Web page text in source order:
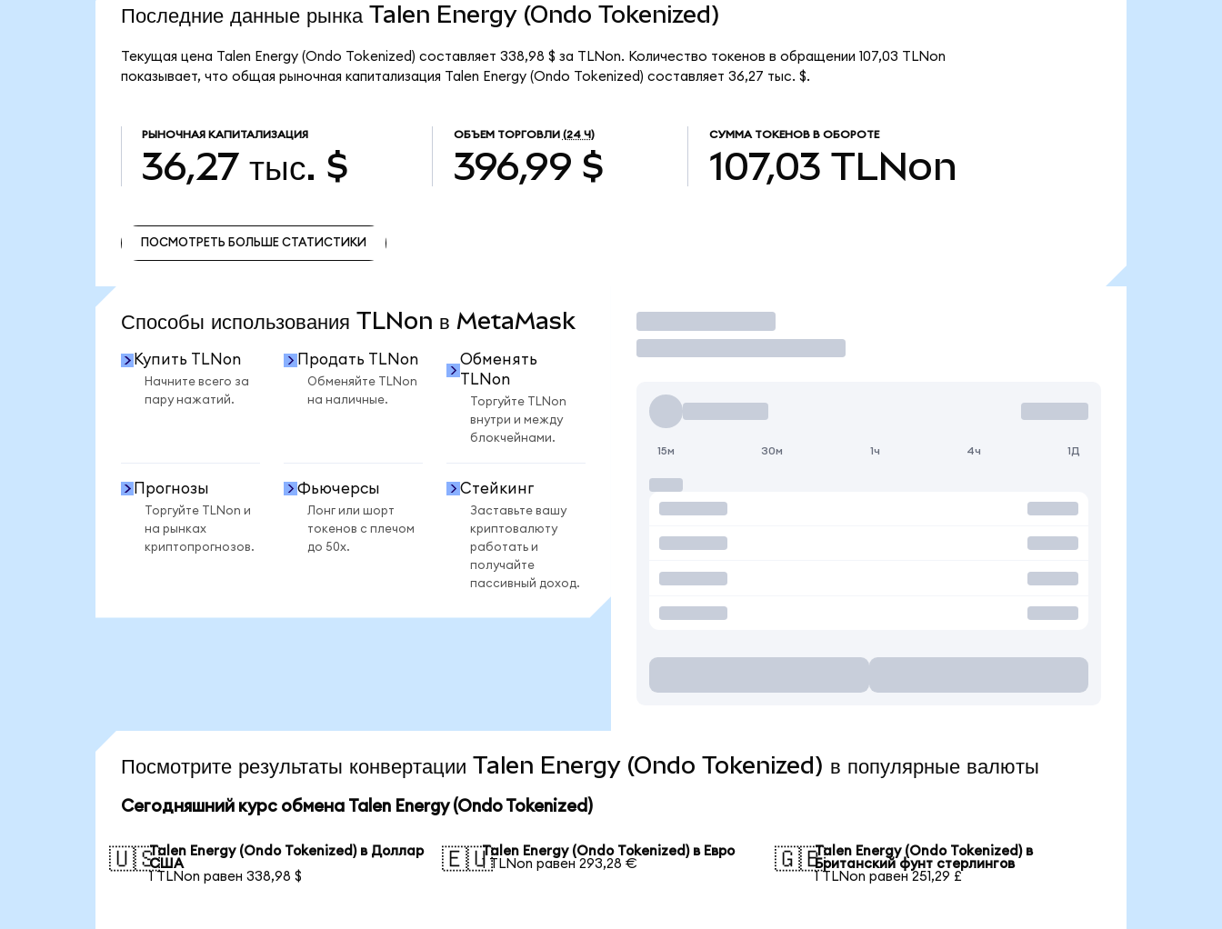
Последние данные рынка Talen Energy (Ondo Tokenized)
Текущая цена Talen Energy (Ondo Tokenized) составляет 338,98 $ за TLNon. Количество токенов в обращении 107,03 TLNon
показывает, что общая рыночная капитализация Talen Energy (Ondo Tokenized) составляет 36,27 тыс. $.
РЫНОЧНАЯ КАПИТАЛИЗАЦИЯ
36,27 тыс. $
ОБЪЕМ ТОРГОВЛИ (24 Ч)
396,99 $
СУММА ТОКЕНОВ В ОБОРОТЕ
107,03 TLNon
ПОСМОТРЕТЬ БОЛЬШЕ СТАТИСТИКИ
Способы использования TLNon в MetaMask
Купить TLNon
Начните всего за
пару нажатий.
Продать TLNon
Обменяйте TLNon
на наличные.
Обменять
TLNon
Торгуйте TLNon
внутри и между
блокчейнами.
Прогнозы
Торгуйте TLNon и
на рынках
криптопрогнозов.
Фьючерсы
Лонг или шорт
токенов с плечом
до 50x.
Стейкинг
Заставьте вашу
криптовалюту
работать и
получайте
пассивный доход.
Торговать
15м 30м 1ч 4ч 1Д
Посмотрите результаты конвертации Talen Energy (Ondo Tokenized) в популярные валюты
Сегодняшний курс обмена Talen Energy (Ondo Tokenized)
🇺🇸Talen Energy (Ondo Tokenized) в Доллар
США
1 TLNon равен 338,98 $
🇪🇺Talen Energy (Ondo Tokenized) в Евро
1 TLNon равен 293,28 €
🇬🇧Talen Energy (Ondo Tokenized) в
Британский фунт стерлингов
1 TLNon равен 251,29 £